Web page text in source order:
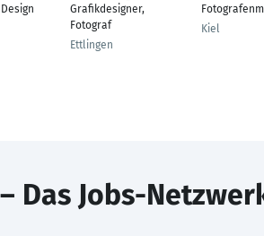
Grafikdesigner,
Fotograf
Ettlingen
Kiel
Das Jobs-